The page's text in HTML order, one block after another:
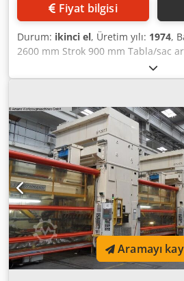
Fiyat bilgisi
Durum: ikinci el, Üretim yılı: 1974,
2600 mm Strok 900 mm Tabla/sac
strok yukarı, üstten ayarlı 1600 mm
mm Tabla içi çekme yastığı kuvveti
yastığı stroku 400 mm Koç içi
içi çekme yastığı stroku 150 mm
Yan gövde geçişi 1100 mm Tabla içi
kontrollü Koç içi çekme yastığı
2005 yılında revizyondan geçmiştir
Pres hattında takip presi
Aramayı